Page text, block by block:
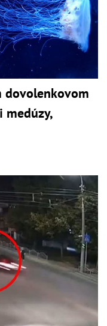
medúzy,